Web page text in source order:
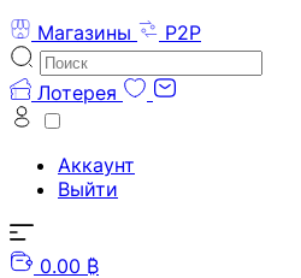
Магазины
P2P
Лотерея
Аккаунт
Выйти
0.00 ₿